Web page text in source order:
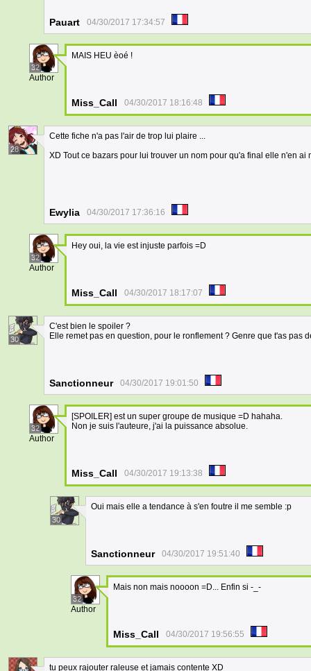
Pauart 04/30/2017 17:34:57
32
Author
MAIS HEU èoé !
Miss_Call 04/30/2017 18:16:48
28
Cette fiche n'a pas l'air de trop lui plaire ...
XD Tout ce bazars pour lui trouver un nom pour qu'a final elle n'en ai
Ewylia 04/30/2017 17:36:16
32
Author
Hey oui, la vie est injuste parfois =D
Miss_Call 04/30/2017 18:17:07
30
C'est bien le spoiler ?
Elle remet pas en question, pour le ronflement ? Genre que t'as pas
Sanctionneur 04/30/2017 19:01:50
32
Author
[SPOILER] est un super groupe de musique =D hahaha.
Non je suis l'auteure, j'ai la puissance absolue.
Miss_Call 04/30/2017 19:13:38
30
Oui mais elle a tendance à s'en foutre il me semble :p
Sanctionneur 04/30/2017 19:51:40
32
Author
Mais non mais noooon =D... Enfin si -_-
Miss_Call 04/30/2017 19:56:55
tu peux rajouter raleuse et jamais contente XD